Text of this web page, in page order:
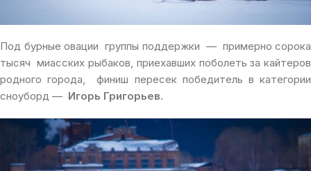
Под бурные овации группы поддержки — примерно сорока
тысяч миасских рыбаков, приехавших поболеть за кайтеров
родного города, финиш пересек победитель в категории
сноуборд — Игорь Григорьев.